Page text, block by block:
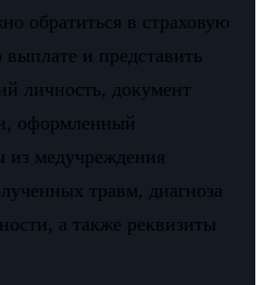
обратиться в страховую
и представить
личность, документ
оформленный
из медучреждения
травм, диагноза
а также реквизиты